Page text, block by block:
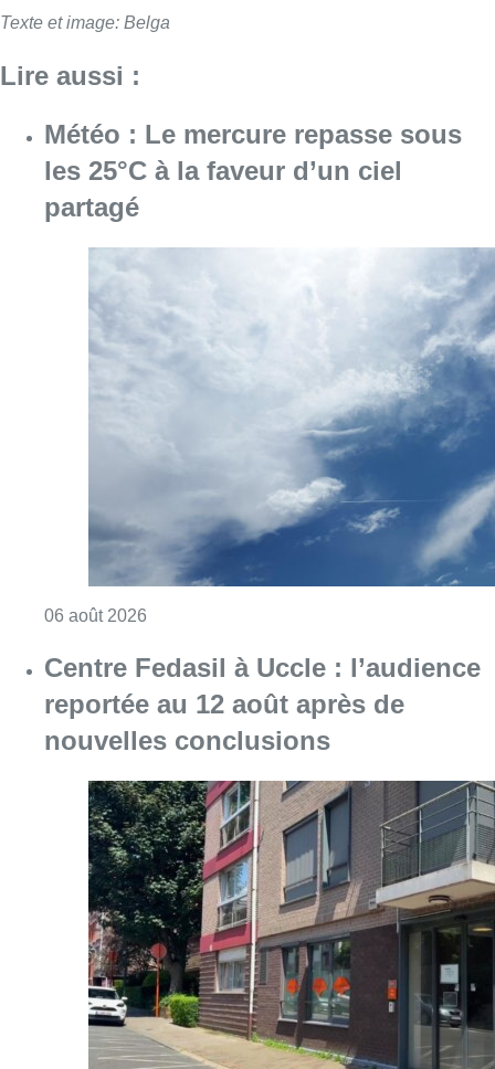
Texte et image: Belga
Lire aussi :
Météo : Le mercure repasse sous
les 25°C à la faveur d’un ciel
partagé
06 août 2026
Centre Fedasil à Uccle : l’audience
reportée au 12 août après de
nouvelles conclusions